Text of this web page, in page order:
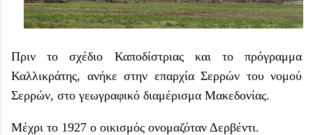
Πριν το σχέδιο Καποδίστριας και το πρόγραμμα
Καλλικράτης, ανήκε στην επαρχία Σερρών του νομού
Σερρών, στο γεωγραφικό διαμέρισμα Μακεδονίας.
Μέχρι το 1927 ο οικισμός ονομαζόταν Δερβέντι.